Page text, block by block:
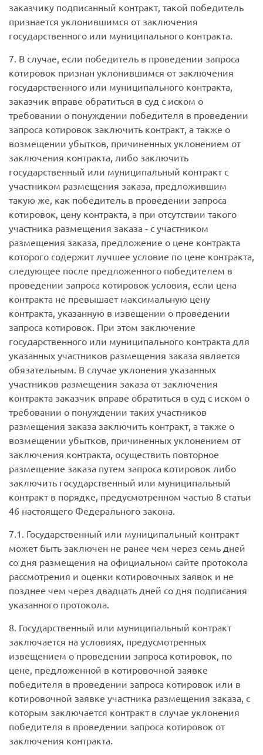
заказчику подписанный контракт, такой победитель
признается уклонившимся от заключения
государственного или муниципального контракта.
7. В случае, если победитель в проведении запроса
котировок признан уклонившимся от заключения
государственного или муниципального контракта,
заказчик вправе обратиться в суд с иском о
требовании о понуждении победителя в проведении
запроса котировок заключить контракт, а также о
возмещении убытков, причиненных уклонением от
заключения контракта, либо заключить
государственный или муниципальный контракт с
участником размещения заказа, предложившим
такую же, как победитель в проведении запроса
котировок, цену контракта, а при отсутствии такого
участника размещения заказа - с участником
размещения заказа, предложение о цене контракта
которого содержит лучшее условие по цене контракта,
следующее после предложенного победителем в
проведении запроса котировок условия, если цена
контракта не превышает максимальную цену
контракта, указанную в извещении о проведении
запроса котировок. При этом заключение
государственного или муниципального контракта для
указанных участников размещения заказа является
обязательным. В случае уклонения указанных
участников размещения заказа от заключения
контракта заказчик вправе обратиться в суд с иском о
требовании о понуждении таких участников
размещения заказа заключить контракт, а также о
возмещении убытков, причиненных уклонением от
заключения контракта, осуществить повторное
размещение заказа путем запроса котировок либо
заключить государственный или муниципальный
контракт в порядке, предусмотренном частью 8 статьи
46 настоящего Федерального закона.
7.1. Государственный или муниципальный контракт
может быть заключен не ранее чем через семь дней
со дня размещения на официальном сайте протокола
рассмотрения и оценки котировочных заявок и не
позднее чем через двадцать дней со дня подписания
указанного протокола.
8. Государственный или муниципальный контракт
заключается на условиях, предусмотренных
извещением о проведении запроса котировок, по
цене, предложенной в котировочной заявке
победителя в проведении запроса котировок или в
котировочной заявке участника размещения заказа, с
которым заключается контракт в случае уклонения
победителя в проведении запроса котировок от
заключения контракта.